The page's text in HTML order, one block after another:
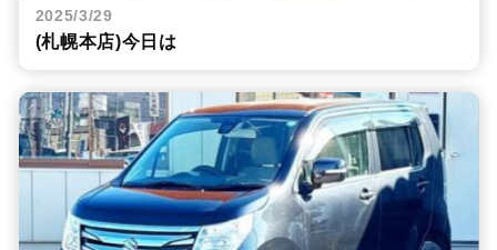
2025/3/29
(札幌本店)今日は